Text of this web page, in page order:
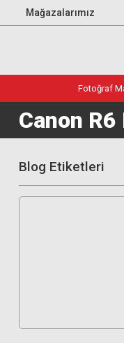
Mağazalarımız
Fotoğraf
Canon
Blog Etiketleri